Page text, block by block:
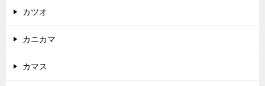
カツオ
カニカマ
カマス